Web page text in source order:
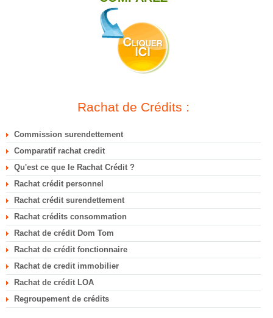
Rachat de Crédits :
Commission surendettement
Comparatif rachat credit
Qu'est ce que le Rachat Crédit ?
Rachat crédit personnel
Rachat crédit surendettement
Rachat crédits consommation
Rachat de crédit Dom Tom
Rachat de crédit fonctionnaire
Rachat de credit immobilier
Rachat de crédit LOA
Regroupement de crédits